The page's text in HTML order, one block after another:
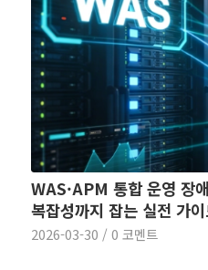
WAS·APM 통합 운영 장
복잡성까지 잡는 실전 가
2026-03-30 / 0 코멘트